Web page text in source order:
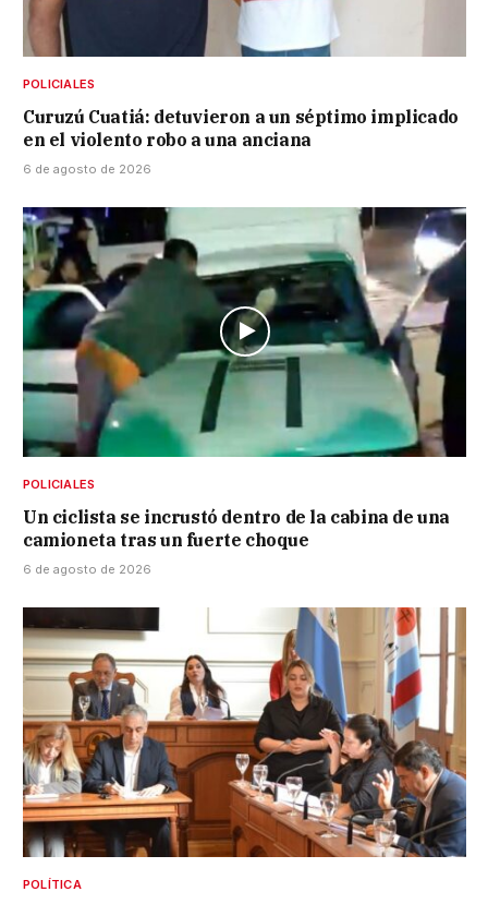
POLICIALES
Curuzú Cuatiá: detuvieron a un séptimo implicado
en el violento robo a una anciana
6 de agosto de 2026
POLICIALES
Un ciclista se incrustó dentro de la cabina de una
camioneta tras un fuerte choque
6 de agosto de 2026
POLÍTICA